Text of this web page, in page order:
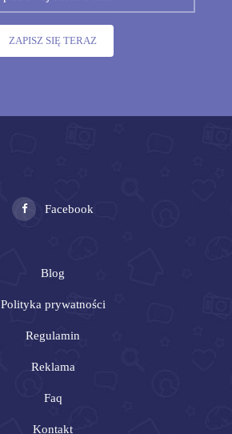
ZAPISZ SIĘ TERAZ
Blog
Polityka prywatności
Regulamin
Reklama
Faq
Kontakt
Facebook